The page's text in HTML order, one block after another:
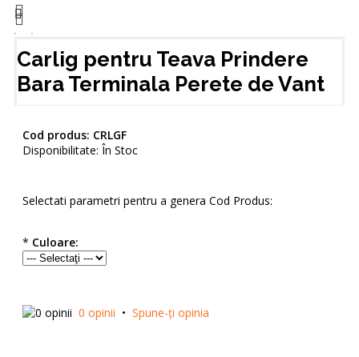
Carlig pentru Teava Prindere
Bara Terminala Perete de Vant
Cod produs: CRLGF
Disponibilitate: În Stoc
Selectati parametri pentru a genera Cod Produs:
* Culoare:
0 opinii • Spune-ţi opinia